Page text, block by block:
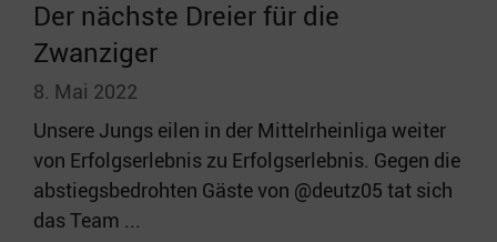
Der nächste Dreier für die
Zwanziger
8. Mai 2022
Unsere Jungs eilen in der Mittelrheinliga weiter
von Erfolgserlebnis zu Erfolgserlebnis. Gegen die
abstiegsbedrohten Gäste von @deutz05 tat sich
das Team ...